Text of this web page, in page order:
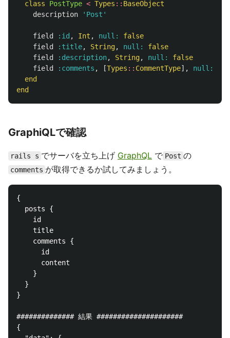
class
PostType < Types :: BaseObject
description
'Post'
field :id , Int , null: false
field
:title, String, null: false
field
:description, String, null: false
field
:comments , [Types :: CommentType], null:
end
end
GraphiQLで確認
rails s でサーバを立ち上げ GraphQL で Post の
comments が取得できるか試してみましょう。
{
  posts {
    id
    title
    comments {
      id
      content
    }
  }
}
############## 結果 #####################
{